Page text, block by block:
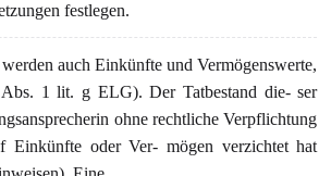
festlegen.
auch Einkünfte und Vermögenswerte,
1 lit. g ELG). Der Tatbestand die- ser
ohne rechtliche Verpflichtung
Einkünfte oder Ver- mögen verzichtet hat